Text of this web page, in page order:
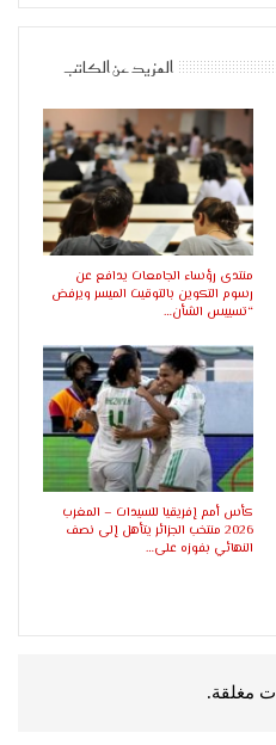
المزيد عن الكاتب
منتدى رؤساء الجامعات يدافع عن
رسوم التكوين بالتوقيت الميسر ويرفض
“تسييس الشأن…
كأس أمم إفريقيا للسيدات – المغرب
2026 منتخب الجزائر يتأهل إلى نصف
النهائي بفوزه على…
مغلقة.